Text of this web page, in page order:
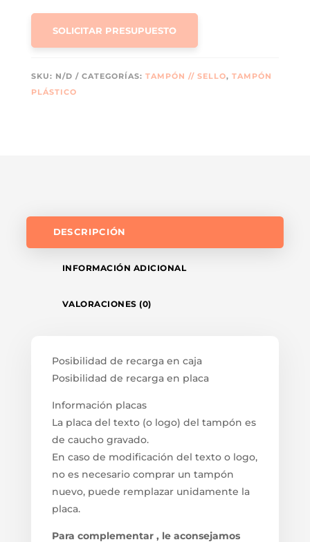
SOLICITAR PRESUPUESTO
SKU: N/D CATEGORÍAS: TAMPÓN // SELLO, TAMPÓN
PLÁSTICO
DESCRIPCIÓN
INFORMACIÓN ADICIONAL
VALORACIONES (0)
Posibilidad de recarga en caja
Posibilidad de recarga en placa
Información placas
La placa del texto (o logo) del tampón es
de caucho gravado.
En caso de modificación del texto o logo,
no es necesario comprar un tampón
nuevo, puede remplazar unidamente la
placa.
Para complementar , le aconsejamos